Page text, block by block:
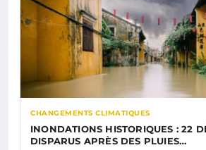
CHANGEMENTS CLIMATIQUES
INONDATIONS HISTORIQUES : 22
DISPARUS APRÈS DES PLUIES…